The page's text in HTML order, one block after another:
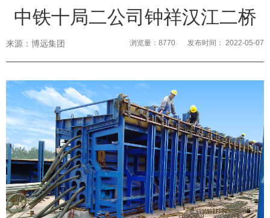
中铁十局二公司钟祥汉江二桥
来源： 博远集团 浏览量：8770 发布时间： 2022-05-07